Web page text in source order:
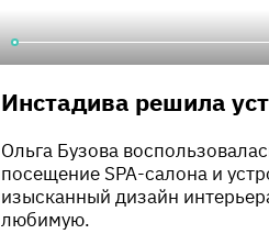
Инстадива решила
Ольга Бузова
посещение SPA-салона и
изысканный дизайн
любимую.